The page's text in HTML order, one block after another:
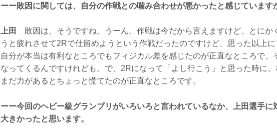
ーー敗因に関しては、自分の作戦との噛み合わせが悪かったと感じています
上田
敗因は、そうですね、うーん。作戦は今だから言えますけど、とにか
うと疲れさせて2Rで仕留めようという作戦だったのですけど、思った以上に
自分が本当は有利なところでもフィジカル差を感じたのが正直なところで、
なってくるんですけれども。で、2Rになって「よし行こう」と思った時に、
まだ力があるとちょっと慌てたのが正直なところです。
ーー今回のヘビー級グランプリがいろいろと言われているなか、上田選手に
大きかったと思います。